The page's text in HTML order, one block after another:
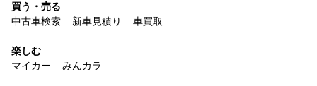
買う・売る
中古車検索
新車見積り 車買取
楽しむ
マイカー
みんカラ